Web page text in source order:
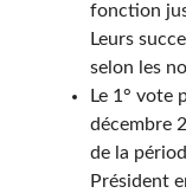
fonction
Leurs
selon les
Le 1° vote
décembre
de la
Président